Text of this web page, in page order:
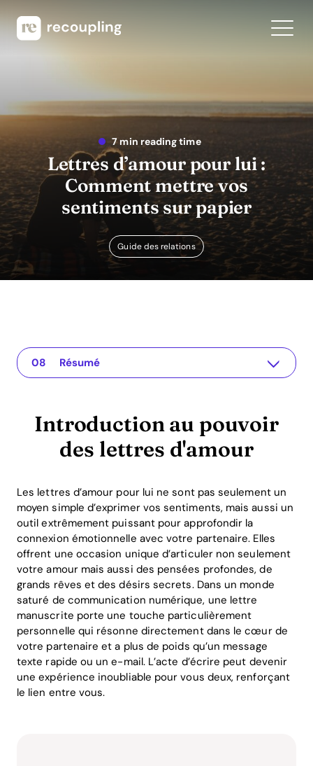
7 min reading time
Lettres d’amour pour lui :
Comment mettre vos
sentiments sur papier
Guide des relations
Introduction au pouvoir des lettres d'amour
The app for your relationship
L'importance des lettres d'amour
Conseils pour écrire des lettres d'amour
Comment l'application Recoupling peut-elle aider ?
Avantages économiques de l'écriture de lettres d'amour
FAQs sur les lettres d'amour
Résumé
Introduction au pouvoir
des lettres d'amour
Les lettres d’amour pour lui ne sont pas seulement un
moyen simple d’exprimer vos sentiments, mais aussi un
outil extrêmement puissant pour approfondir la
connexion émotionnelle avec votre partenaire. Elles
offrent une occasion unique d’articuler non seulement
votre amour mais aussi des pensées profondes, de
grands rêves et des désirs secrets. Dans un monde
saturé de communication numérique, une lettre
manuscrite porte une touche particulièrement
personnelle qui résonne directement dans le cœur de
votre partenaire et a plus de poids qu’un message
texte rapide ou un e-mail. L’acte d’écrire peut devenir
une expérience inoubliable pour vous deux, renforçant
le lien entre vous.